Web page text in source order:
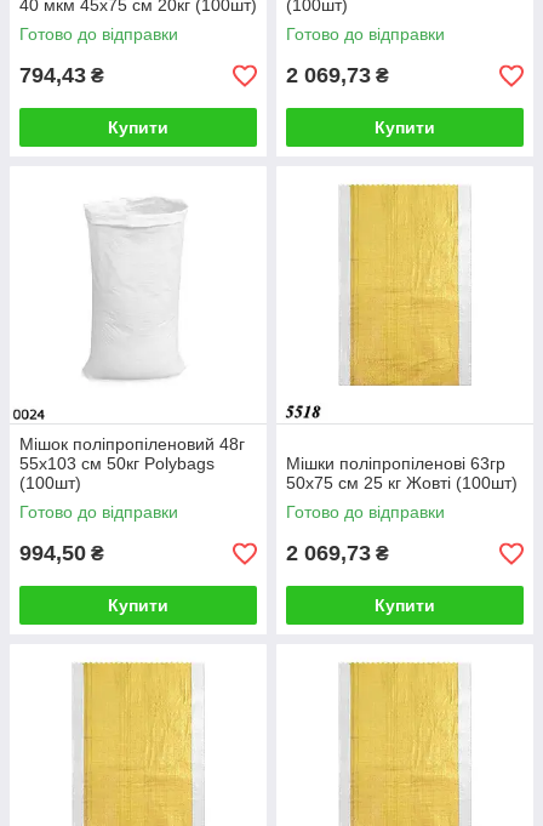
40 мкм 45х75 см 20кг (100шт)
Готово до відправки
794,43 ₴
Купити
(100шт)
Готово до відправки
2 069,73 ₴
Купити
Мішок поліпропіленовий 48г
55х103 см 50кг Polybags
(100шт)
Готово до відправки
994,50 ₴
Купити
Мішки поліпропіленові 63гр
50х75 см 25 кг Жовті (100шт)
Готово до відправки
2 069,73 ₴
Купити